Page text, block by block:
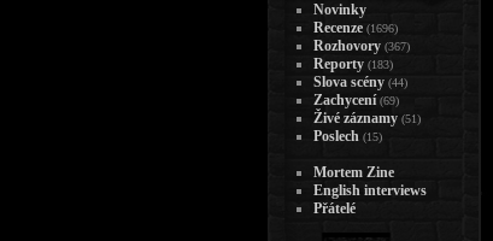
Novinky
Recenze (1696)
Rozhovory (367)
Reporty (183)
Slova scény (44)
Zachycení (69)
Živé záznamy (51)
Poslech (15)
Mortem Zine
English interviews
Přátelé